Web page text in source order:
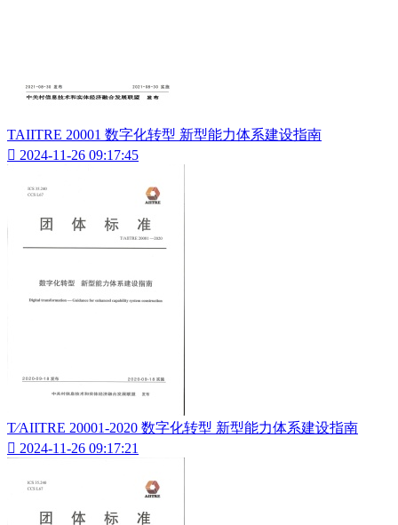
TAIITRE 20001 数字化转型 新型能力体系建设指南
 2024-11-26 09:17:45
T∕AIITRE 20001-2020 数字化转型 新型能力体系建设指南
 2024-11-26 09:17:21